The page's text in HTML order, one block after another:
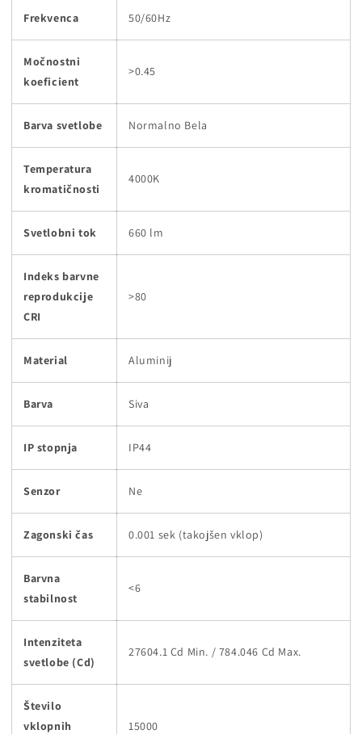
Frekvenca 50/60Hz
Močnostni
koeficient
>0.45
Barva svetlobe Normalno Bela
Temperatura
kromatičnosti
4000K
Svetlobni tok 660 lm
Indeks barvne
reprodukcije
CRI
>80
Material Aluminij
Barva Siva
IP stopnja IP44
Senzor Ne
Zagonski čas 0.001 sek (takojšen vklop)
Barvna
stabilnost
<6
Intenziteta
svetlobe (Cd)
27604.1 Cd Min. / 784.046 Cd Max.
Število
vklopnih
15000